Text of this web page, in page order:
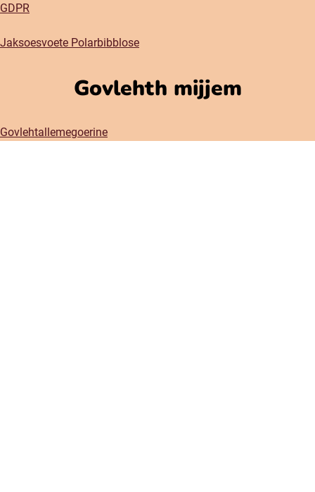
GDPR
Jaksoesvoete Polarbibblose
Govlehth mijjem
Govlehtallemegoerine